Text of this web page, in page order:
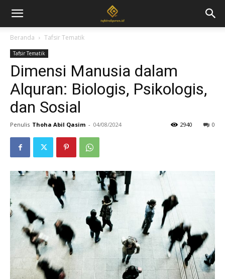
Beranda Tafsir Tematik
Tafsir Tematik
Dimensi Manusia dalam
Alquran: Biologis, Psikologis,
dan Sosial
Penulis Thoha Abil Qasim - 04/08/2024 0
2940